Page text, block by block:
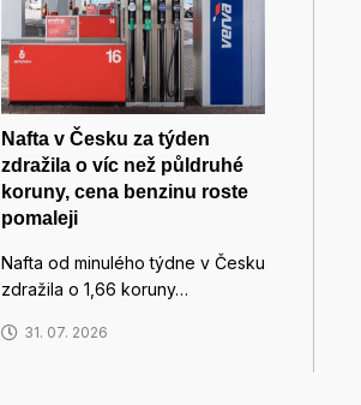
Nafta v Česku za týden
zdražila o víc než půldruhé
koruny, cena benzinu roste
pomaleji
Nafta od minulého týdne v Česku
zdražila o 1,66 koruny…
31. 07. 2026